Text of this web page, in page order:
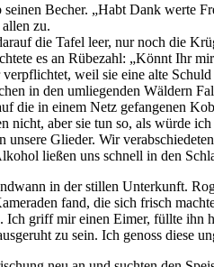
Becher. „Habt Dank werte
zu.
die Tafel leer, nur noch die
es an Rübezahl: „Könnt Ihr
weil sie eine alte
in den umliegenden Wäldern
die in einem Netz gefangenen
nicht, aber sie tun so, als würde
Glieder. Wir
ließen uns schnell in den
in der stillen Unterkunft.
fand, die sich frisch
Ich griff mir einen Eimer, füllte ihn
zu sein. Ich genoss diese